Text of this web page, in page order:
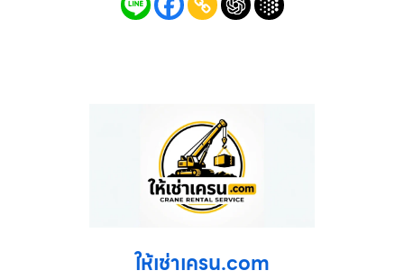
ให้เช่าเครน.com